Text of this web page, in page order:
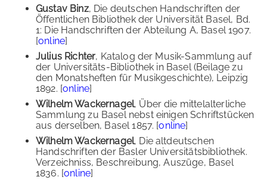
Gustav Binz, Die deutschen Handschriften der
Öffentlichen Bibliothek der Universität Basel, Bd.
1: Die Handschriften der Abteilung A, Basel 1907.
[online]
Julius Richter, Katalog der Musik-Sammlung auf
der Universitäts-Bibliothek in Basel (Beilage zu
den Monatsheften für Musikgeschichte), Leipzig
1892. [online]
Wilhelm Wackernagel, Über die mittelalterliche
Sammlung zu Basel nebst einigen Schriftstücken
aus derselben, Basel 1857. [online]
Wilhelm Wackernagel, Die altdeutschen
Handschriften der Basler Universitätsbibliothek.
Verzeichniss, Beschreibung, Auszüge, Basel
1836. [online]